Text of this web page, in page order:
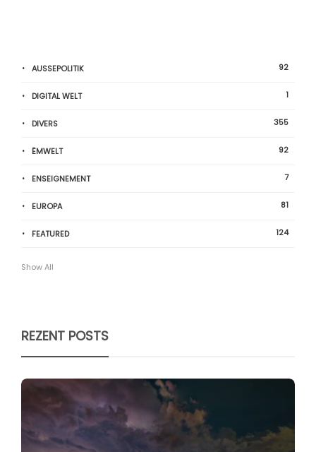
AUSSEPOLITIK 92
DIGITAL WELT 1
DIVERS 355
ËMWELT 92
ENSEIGNEMENT 7
EUROPA 81
FEATURED 124
Show All
REZENT POSTS